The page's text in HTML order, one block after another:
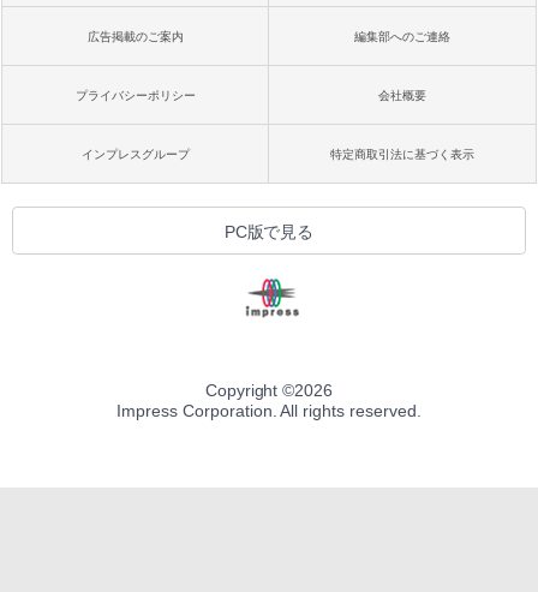
広告掲載のご案内 編集部へのご連絡
プライバシーポリシー 会社概要
インプレスグループ 特定商取引法に基づく表示
PC版で見る
Copyright ©2026
Impress Corporation. All rights reserved.